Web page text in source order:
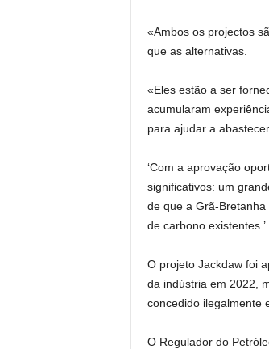
«Ambos os projectos
que as alternativas.
«Eles estão a ser
acumularam
para ajudar a
‘Com a aprovação
significativos: um
de que a Grã-
de carbono existentes.’
O projeto Jackdaw foi
da indústria em 2022,
concedido ilegalmente
O Regulador do